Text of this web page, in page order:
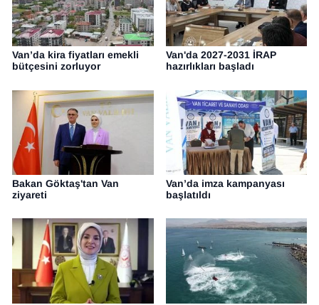
Van’da kira fiyatları emekli
bütçesini zorluyor
Van'da 2027-2031 İRAP
hazırlıkları başladı
Bakan Göktaş'tan Van
ziyareti
Van’da imza kampanyası
başlatıldı